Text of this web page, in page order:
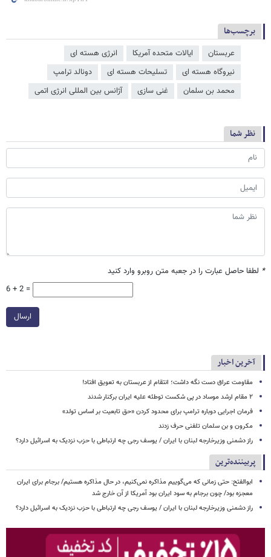
برچسب‌ها
عربستان ایالات متحده آمریکا
انرژی هسته ای
نیروگاه هسته ای
تسلیحات هسته ای
دونالد ترامپ
محمد بن سلمان
غنی سازی آژانس بین المللی انرژی اتمی
نظر شما
* لطفا حاصل عبارت را در جعبه متن روبرو وارد کنید
6 + 2 =
ارسال
آخرین اخبار
مقاومت عراق دست نگه داشت؛ انتقام از عربستان به تعویق افتاد!
۲ مقام‌ ارشد موساد در پی شکست توطئه علیه ایران برکنار شدند
فرمان اجرایی دوباره ترامپ برای محدود کردن «حق تابعیت بر اساس تولد»
مکرون و بن سلمان تلفنی حرف زدند
راز دشمنی وزیرخارجه لبنان با ایران / یوسف رجی چه ارتباطی با حزب نزدیک به اسرائیل دارد؟
پربیننده‌ترین
ابوالفتح: حتی زمانی که می‌گوییم مذاکره نمی‌کنیم، در حال مذاکره هستیم/ برجام برای ایران
معجزه بود/ چون برجام به سود ایران بود آمریکا از آن خارج شد
راز دشمنی وزیرخارجه لبنان با ایران / یوسف رجی چه ارتباطی با حزب نزدیک به اسرائیل دارد؟